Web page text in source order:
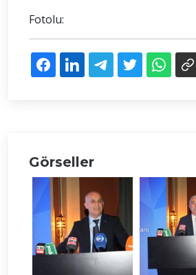
Fotolu:
Görseller